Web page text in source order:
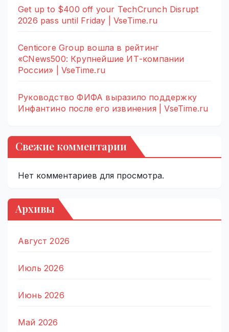
Get up to $400 off your TechCrunch Disrupt
2026 pass until Friday | VseTime.ru
Centicore Group вошла в рейтинг
«CNews500: Крупнейшие ИТ-компании
России» | VseTime.ru
Руководство ФИФА выразило поддержку
Инфантино после его извинения | VseTime.ru
Свежие комментарии
Нет комментариев для просмотра.
Архивы
Август 2026
Июль 2026
Июнь 2026
Май 2026